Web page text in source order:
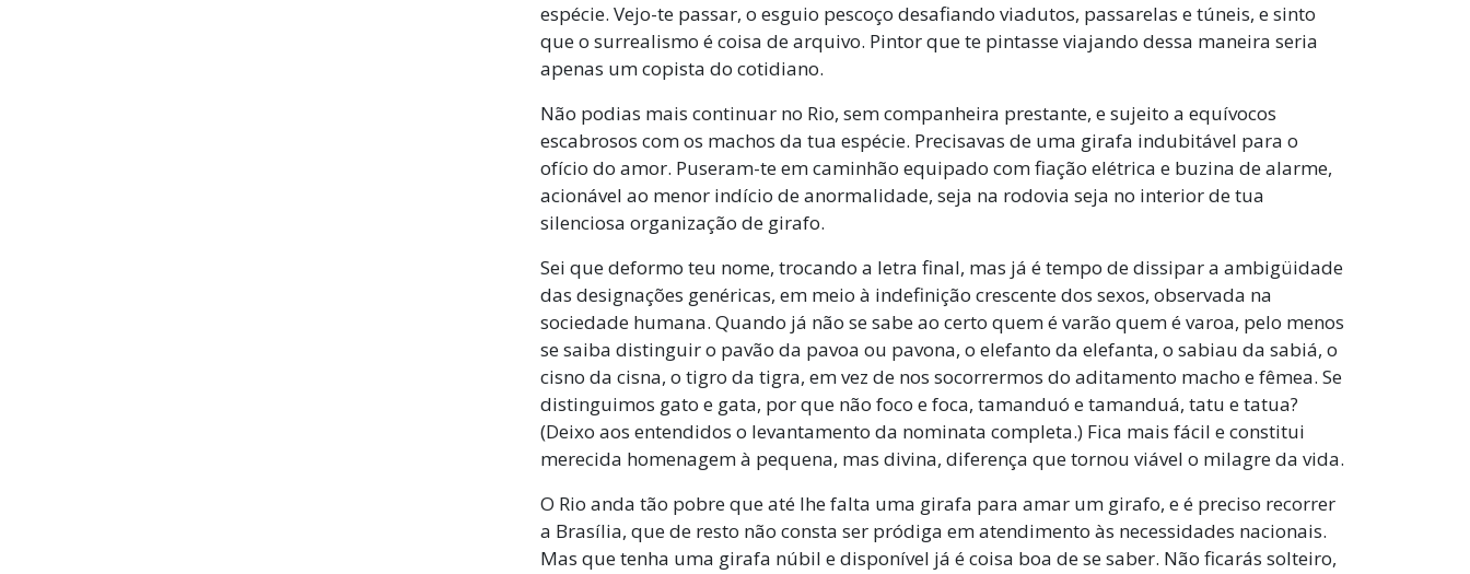
espécie. Vejo-te passar, o esguio pescoço desafiando viadutos, passarelas e túneis, e sinto
que o surrealismo é coisa de arquivo. Pintor que te pintasse viajando dessa maneira seria
apenas um copista do cotidiano.
Não podias mais continuar no Rio, sem companheira prestante, e sujeito a equívocos
escabrosos com os machos da tua espécie. Precisavas de uma girafa indubitável para o
ofício do amor. Puseram-te em caminhão equipado com fiação elétrica e buzina de alarme,
acionável ao menor indício de anormalidade, seja na rodovia seja no interior de tua
silenciosa organização de girafo.
Sei que deformo teu nome, trocando a letra final, mas já é tempo de dissipar a ambigüidade
das designações genéricas, em meio à indefinição crescente dos sexos, observada na
sociedade humana. Quando já não se sabe ao certo quem é varão quem é varoa, pelo menos
se saiba distinguir o pavão da pavoa ou pavona, o elefanto da elefanta, o sabiau da sabiá, o
cisno da cisna, o tigro da tigra, em vez de nos socorrermos do aditamento macho e fêmea. Se
distinguimos gato e gata, por que não foco e foca, tamanduó e tamanduá, tatu e tatua?
(Deixo aos entendidos o levantamento da nominata completa.) Fica mais fácil e constitui
merecida homenagem à pequena, mas divina, diferença que tornou viável o milagre da vida.
O Rio anda tão pobre que até lhe falta uma girafa para amar um girafo, e é preciso recorrer
a Brasília, que de resto não consta ser pródiga em atendimento às necessidades nacionais.
Mas que tenha uma girafa núbil e disponível já é coisa boa de se saber. Não ficarás solteiro,